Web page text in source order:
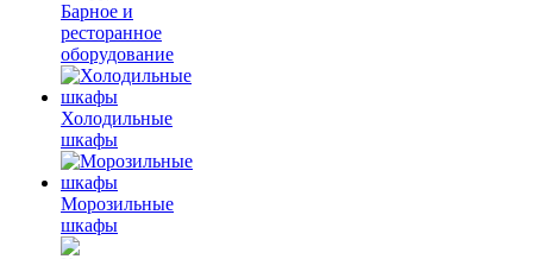
Барное и
ресторанное
оборудование
Холодильные
шкафы
Морозильные
шкафы